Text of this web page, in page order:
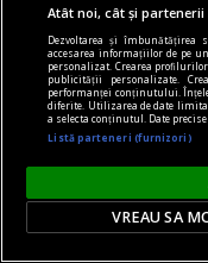
piese de schimb
(Sub)ansambluri
Omul nu mai
lucrurilor.
Atât noi, cât și
Dezvoltarea și îmbunătățirea
accesarea informațiilor de pe
personalizat. Crearea
publicității personalizate.
performanței conținutului.
diferite. Utilizarea de date
a selecta conținutul. Date
Listă parteneri (furnizori)
VREAU SA